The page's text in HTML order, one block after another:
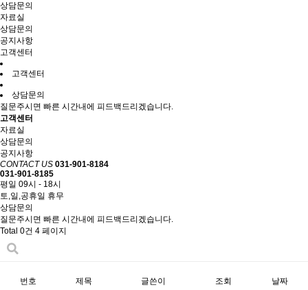
상담문의
자료실
상담문의
공지사항
고객센터
고객센터
상담문의
질문주시면 빠른 시간내에 피드백드리겠습니다.
고객센터
자료실
상담문의
공지사항
CONTACT US 031-901-8184
031-901-8185
평일 09시 - 18시
토,일,공휴일 휴무
상담문의
질문주시면 빠른 시간내에 피드백드리겠습니다.
Total 0건 4 페이지
번호 제목 글쓴이 조회 날짜